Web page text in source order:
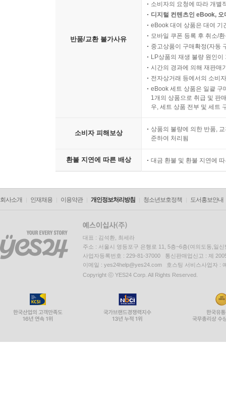
반품/교환 불가사유
소비자의 요청에 따라 개별
디지털 컨텐츠인 eBook,
eBook 대여 상품은 대여 기
모바일 쿠폰 등록 후 취소/
중고상품이 구매확정(자동
LP상품의 재생 불량 원인
시간의 경과에 의해 재판매
전자상거래 등에서의 소비
eBook 세트 상품은 일괄 구
1개의 상품으로 취급 및 판
우, 세트 상품 전부 및 세트
소비자 피해보상
상품의 불량에 의한 반품,
준하여 처리됨
환불 지연에 따른 배상 대금 환불 및 환불 지연에
회사소개 인재채용 이용약관 개인정보처리방침 청소년보호정책 도서홍보안내
대표 : 김석환, 최세라
주소 : 서울시 영등포구 은행로 11, 5층~6층(여의도동,일신
사업자등록번호 : 229-81-37000 통신판매업신고 : 제
이메일 : yes24help@yes24.com 호스팅 서비스사업자 :
Copyright ⓒ YES24 Corp. All Rights Reserved.